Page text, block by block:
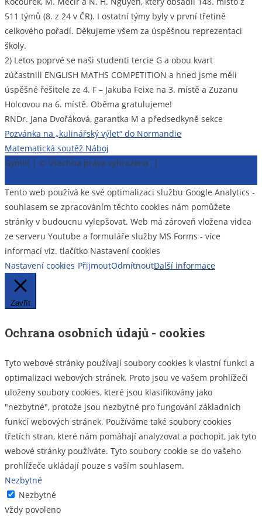
511 týmů (8. z 24 v ČR). I ostatní týmy byly v první třetině
celkového pořadí. Děkujeme všem za úspěšnou reprezentaci
školy.
2) Letos poprvé se naši studenti tercie G a obou kvart
zúčastnili ENGLISH MATHS COMPETITION a hned jsme měli
úspěšné řešitele ze 4. F – Jakuba Feixe na 3. místě a Zuzanu
Holcovou na 6. místě. Oběma gratulujeme!
RNDr. Jana Dvořáková, garantka M a předsedkyně sekce
Navigace
pro
příspěvek
Pozvánka na „kulinářský výlet“ do Normandie
Matematická soutěž Náboj
Gymlit | © Všechna práva vyhrazena
|
Tento web používá ke své optimalizaci službu Google Analytics -
souhlasem se zpracováním těchto cookies nám pomůžete
stránky v budoucnu vylepšovat. Web má zároveň vložena videa
ze serveru Youtube a formuláře služby MS Forms - více
informací viz. tlačítko Nastavení cookies
Nastavení cookies PřijmoutOdmítnoutDalší informace
Zavřít
Ochrana osobních údajů - cookies
Tyto webové stránky používají soubory cookies k vlastní funkci a
optimalizaci webových stránek. Proto jsou ve vašem prohlížeči
uloženy soubory cookies, které jsou klasifikovány jako
"nezbytné", protože jsou nezbytné pro fungování základních
funkcí webových stránek. Používáme také soubory cookies
třetích stran, které nám pomáhají analyzovat a pochopit, jak tyto
webové stránky používáte. Tyto soubory cookie se do vašeho
prohlížeče ukládají pouze s vaším souhlasem.
Nezbytné
Nezbytné
Vždy povoleno